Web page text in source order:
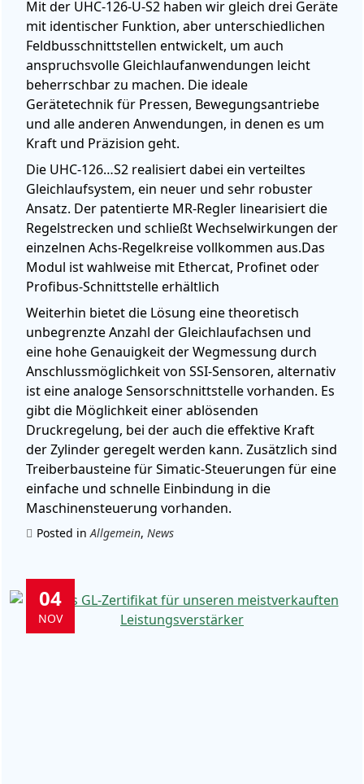
Mit der UHC-126-U-S2 haben wir gleich drei Geräte
mit identischer Funktion, aber unterschiedlichen
Feldbusschnittstellen entwickelt, um auch
anspruchsvolle Gleichlaufanwendungen leicht
beherrschbar zu machen. Die ideale
Gerätetechnik für Pressen, Bewegungsantriebe
und alle anderen Anwendungen, in denen es um
Kraft und Präzision geht.
Die UHC-126…S2 realisiert dabei ein verteiltes
Gleichlaufsystem, ein neuer und sehr robuster
Ansatz. Der patentierte MR-Regler linearisiert die
Regelstrecken und schließt Wechselwirkungen der
einzelnen Achs-Regelkreise vollkommen aus.Das
Modul ist wahlweise mit Ethercat, Profinet oder
Profibus-Schnittstelle erhältlich
Weiterhin bietet die Lösung eine theoretisch
unbegrenzte Anzahl der Gleichlaufachsen und
eine hohe Genauigkeit der Wegmessung durch
Anschlussmöglichkeit von SSI-Sensoren, alternativ
ist eine analoge Sensorschnittstelle vorhanden. Es
gibt die Möglichkeit einer ablösenden
Druckregelung, bei der auch die effektive Kraft
der Zylinder geregelt werden kann. Zusätzlich sind
Treiberbausteine für Simatic-Steuerungen für eine
einfache und schnelle Einbindung in die
Maschinensteuerung vorhanden.
Posted inAllgemein, News
04
NOV